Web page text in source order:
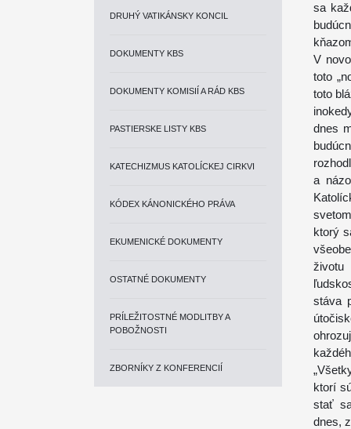
DRUHÝ VATIKÁNSKY KONCIL
DOKUMENTY KBS
DOKUMENTY KOMISIÍ A RÁD KBS
PASTIERSKE LISTY KBS
KATECHIZMUS KATOLÍCKEJ CIRKVI
KÓDEX KÁNONICKÉHO PRÁVA
EKUMENICKÉ DOKUMENTY
OSTATNÉ DOKUMENTY
PRÍLEŽITOSTNÉ MODLITBY A
POBOŽNOSTI
ZBORNÍKY Z KONFERENCIÍ
sa
V
toto
toto
dnes
a
ktorý
stáva
ktorí
stať
dnes,